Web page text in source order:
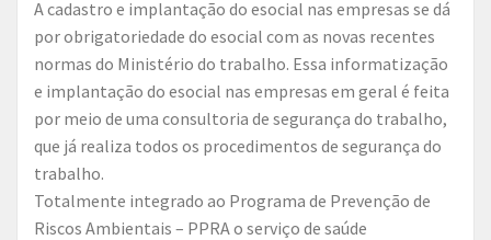
A cadastro e implantação do esocial nas empresas se dá
por obrigatoriedade do esocial com as novas recentes
normas do Ministério do trabalho. Essa informatização
e implantação do esocial nas empresas em geral é feita
por meio de uma consultoria de segurança do trabalho,
que já realiza todos os procedimentos de segurança do
trabalho.
Totalmente integrado ao Programa de Prevenção de
Riscos Ambientais – PPRA o serviço de saúde